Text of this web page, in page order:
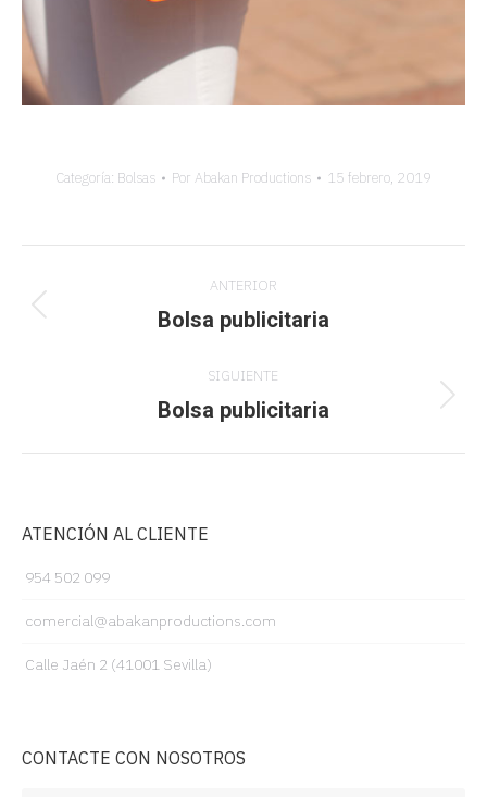
Categoría: Bolsas Por Abakan Productions 15 febrero, 2019
Navegación
entre
ANTERIOR
Proyecto
Bolsa publicitaria
SIGUIENTE
Proyecto
Bolsa publicitaria
ATENCIÓN AL CLIENTE
954 502 099
comercial@abakanproductions.com
Calle Jaén 2 (41001 Sevilla)
CONTACTE CON NOSOTROS